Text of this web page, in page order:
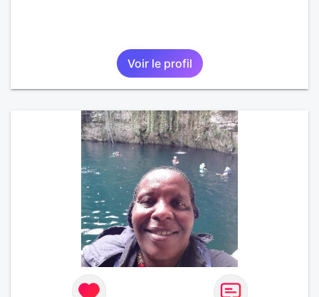
Voir le profil